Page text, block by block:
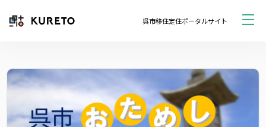
呉市移住定住ポータルサイト